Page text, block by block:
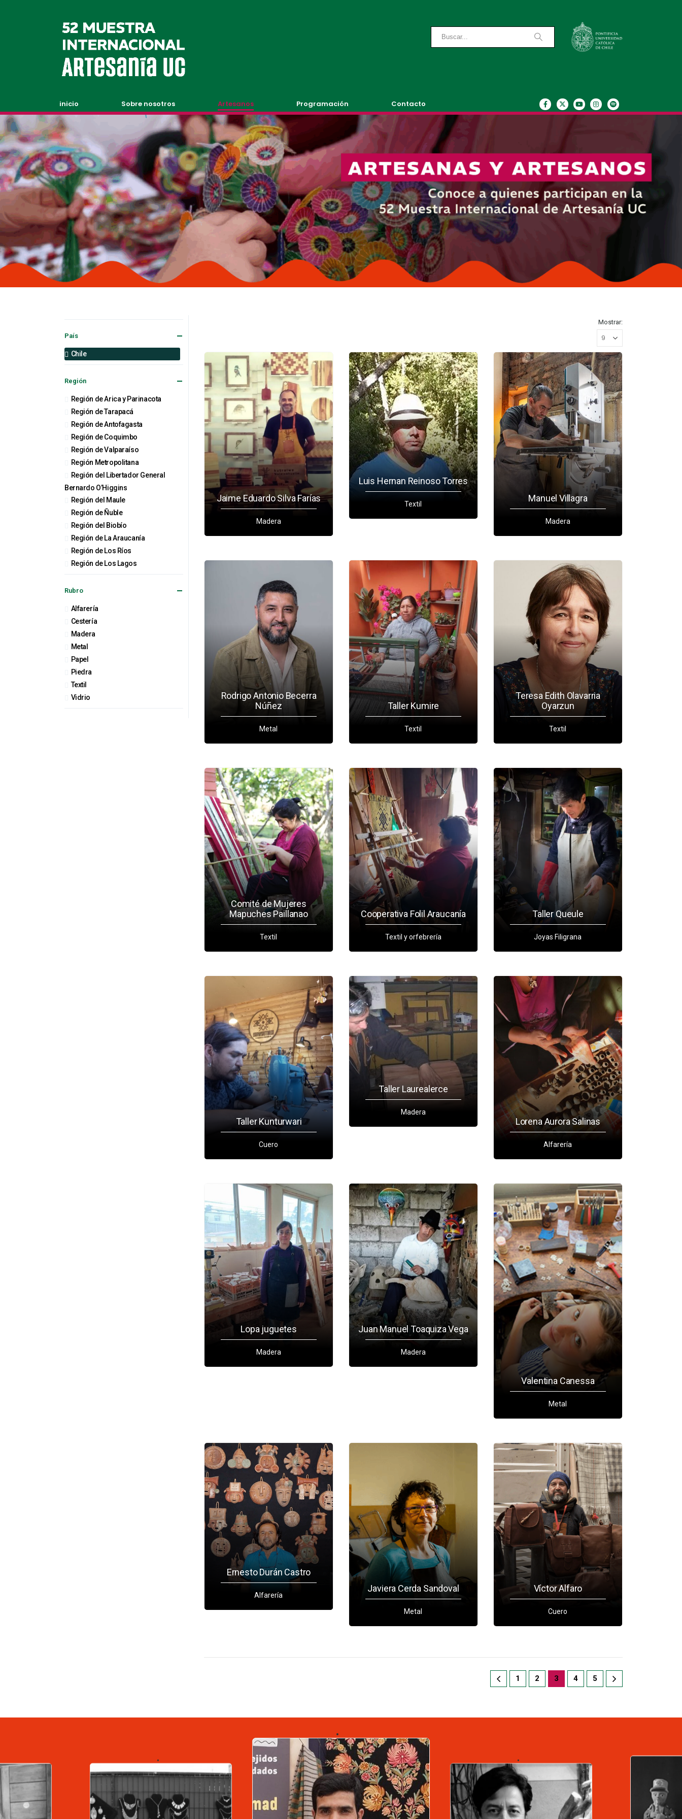
inicio Sobre nosotros Artesanos Programación Contacto
Mostrar:
Jaime Eduardo Silva Farías
Madera
Luis Hernan Reinoso Torres
Textil
Manuel Villagra
Madera
Rodrigo Antonio Becerra
Núñez
Metal
Taller Kumire
Textil
Teresa Edith Olavarria
Oyarzun
Textil
Comité de Mujeres
Mapuches Paillanao
Textil
Cooperativa Folil Araucanía
Textil y orfebrería
Taller Queule
Joyas Filigrana
Taller Kunturwari
Cuero
Taller Laurealerce
Madera
Lorena Aurora Salinas
Alfarería
Lopa juguetes
Madera
Juan Manuel Toaquiza Vega
Madera
Valentina Canessa
Metal
Ernesto Durán Castro
Alfarería
Javiera Cerda Sandoval
Metal
Víctor Alfaro
Cuero
1 2 3 4 5
País
Chile
Región
Región de Arica y Parinacota
Región de Tarapacá
Región de Antofagasta
Región de Coquimbo
Región de Valparaíso
Región Metropolitana
Región del Libertador General
Bernardo O’Higgins
Región del Maule
Región de Ñuble
Región del Biobío
Región de La Araucanía
Región de Los Ríos
Región de Los Lagos
Rubro
Alfarería
Cestería
Madera
Metal
Papel
Piedra
Textil
Vidrio